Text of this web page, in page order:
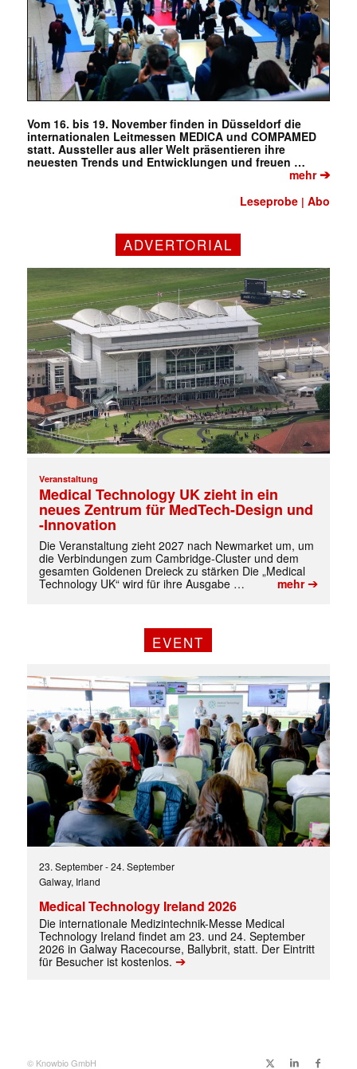
Vom 16. bis 19. November finden in Düsseldorf die
internationalen Leitmessen MEDICA und COMPAMED
statt. Aussteller aus aller Welt präsentieren ihre
neuesten Trends und Entwicklungen und freuen …
mehr➔
Leseprobe |Abo
ADVERTORIAL
Veranstaltung
Medical Technology UK zieht in ein
neues Zentrum für MedTech-Design und
-Innovation
Die Veranstaltung zieht 2027 nach Newmarket um, um
die Verbindungen zum Cambridge-Cluster und dem
gesamten Goldenen Dreieck zu stärken Die „Medical
Technology UK“ wird für ihre Ausgabe …
mehr➔
EVENT
23. September-24. September
Galway, Irland
Medical Technology Ireland 2026
Die internationale Medizintechnik-Messe Medical
Technology Ireland findet am 23. und 24. September
2026 in Galway Racecourse, Ballybrit, statt. Der Eintritt
für Besucher ist kostenlos. ➔
© Knowbio GmbH